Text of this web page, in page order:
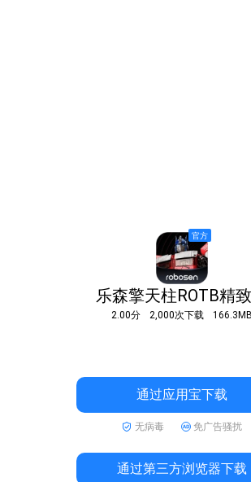
乐森擎天柱ROTB精
2.00分 2,000次下载 166.3MB
通过应用宝下载
无病毒 免广告骚扰
通过第三方浏览器下载